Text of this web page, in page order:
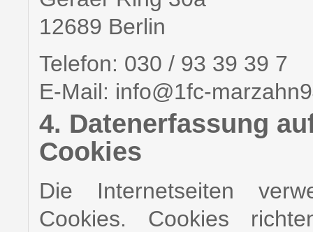
12689 Berlin
Telefon: 030 / 93 39 39 7
E-Mail: info@1fc-
4. Datenerfassung
Cookies
Die Internetseiten
Cookies. Cookies